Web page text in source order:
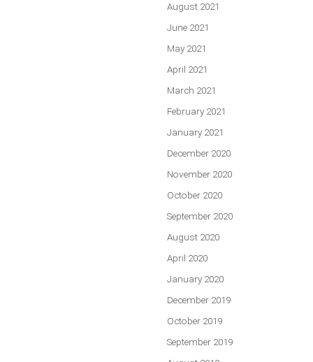
August 2021
June 2021
May 2021
April 2021
March 2021
February 2021
January 2021
December 2020
November 2020
October 2020
September 2020
August 2020
April 2020
January 2020
December 2019
October 2019
September 2019